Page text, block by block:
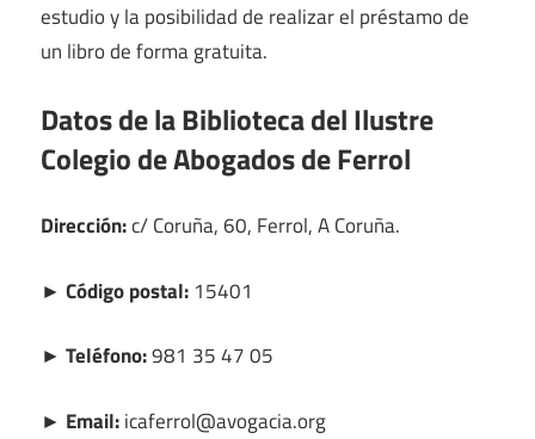
estudio y la posibilidad de realizar el préstamo de
un libro de forma gratuita.
Datos de la Biblioteca del Ilustre
Colegio de Abogados de Ferrol
Dirección:c/ Coruña, 60, Ferrol, A Coruña.
► Código postal: 15401
► Teléfono:981 35 47 05
► Email:icaferrol@avogacia.org